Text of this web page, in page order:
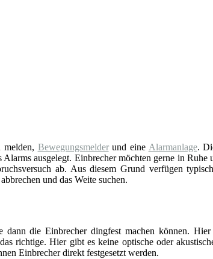
melden, Bewegungsmelderund eine Alarmanlage.
ausgelegt. Einbrecher möchten gerne in
ab. Aus diesem Grund verfügen
und das Weite suchen.
die Einbrecher dingfest machen können.
richtige. Hier gibt es keine optische oder
Einbrecher direkt festgesetzt werden.